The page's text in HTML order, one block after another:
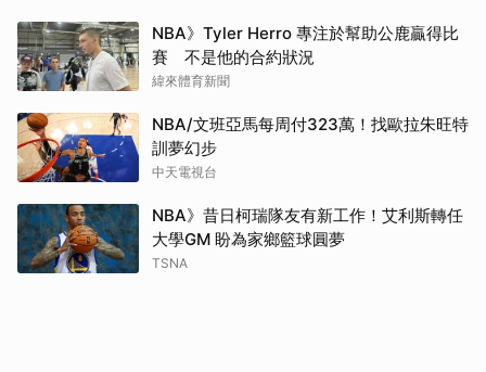
NBA》Tyler Herro 專注於幫助公鹿贏得比
賽 不是他的合約狀況
緯來體育新聞
NBA/文班亞馬每周付323萬！找歐拉朱旺特
訓夢幻步
中天電視台
NBA》昔日柯瑞隊友有新工作！艾利斯轉任
大學GM 盼為家鄉籃球圓夢
TSNA